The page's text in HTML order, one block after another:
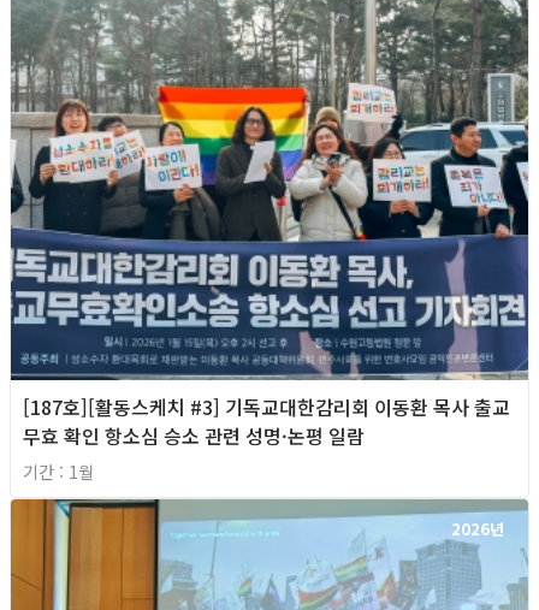
[187호][활동스케치 #3] 기독교대한감리회 이동환 목사 출교
무효 확인 항소심 승소 관련 성명·논평 일람
기간 : 1월
2026년